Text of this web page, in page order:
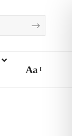
Aa